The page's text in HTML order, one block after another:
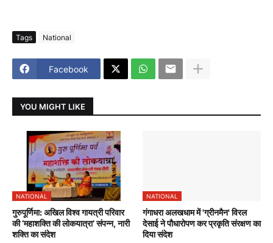
Tags National
Facebook
YOU MIGHT LIKE
NATIONAL
गुरुपूर्णिमा: अखिल विश्व गायत्री परिवार
की ‘महाशक्ति की लोकयात्रा’ संपन्न, नारी
शक्ति का संदेश
NATIONAL
गंगाधरा अलखधाम में 'ग्रीनमैन' विरल
देसाई ने पौधारोपण कर प्रकृति संरक्षण का
दिया संदेश